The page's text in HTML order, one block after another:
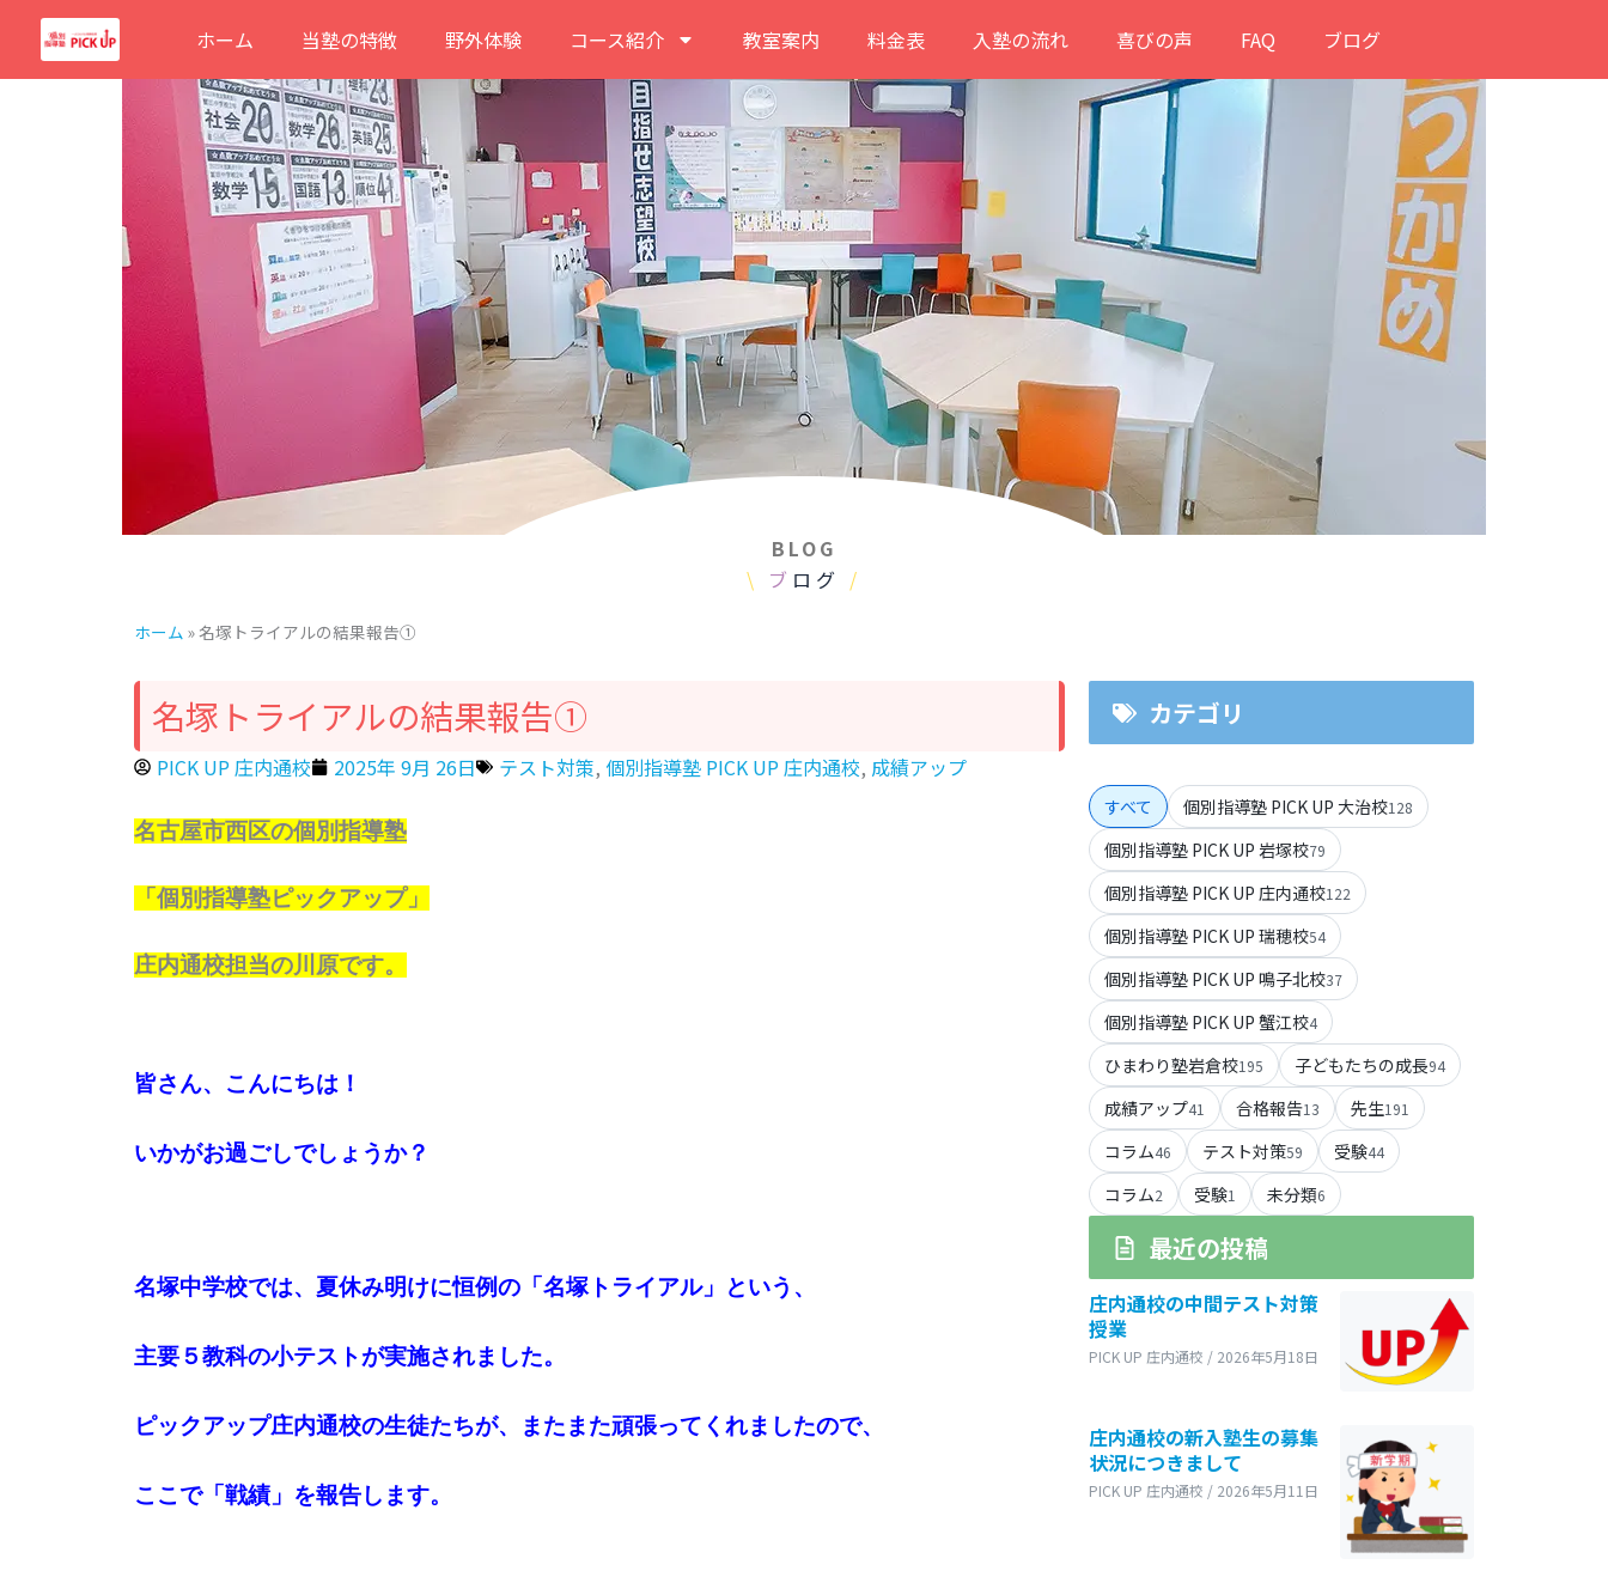
を
ホーム 当塾の特徴 野外体験 コース紹介 教室案内 料金表 入塾の流れ 喜びの声 FAQ ブログ
BLOG
\ ブ ログ /
ホーム »名塚トライアルの結果報告①
名塚トライアルの結果報告①
PICK UP 庄内通校 2025年 9月 26日 テスト対策, 個別指導塾 PICK UP 庄内通校, 成績アップ
名古屋市西区の個別指導塾
「個別指導塾ピックアップ」
庄内通校担当の川原です。
皆さん、こんにちは！
いかがお過ごしでしょうか？
名塚中学校では、夏休み明けに恒例の「名塚トライアル」という、
主要５教科の小テストが実施されました。
ピックアップ庄内通校の生徒たちが、またまた頑張ってくれましたので、
ここで「戦績」を報告します。
カテゴリ
すべて 個別指導塾 PICK UP 大治校128
個別指導塾 PICK UP 岩塚校79
個別指導塾 PICK UP 庄内通校122
個別指導塾 PICK UP 瑞穂校54
個別指導塾 PICK UP 鳴子北校37
個別指導塾 PICK UP 蟹江校4
ひまわり塾岩倉校195 子どもたちの成長94
成績アップ41 合格報告13 先生191
コラム46 テスト対策59 受験44
コラム2 受験1 未分類6
最近の投稿
庄内通校の中間テスト対策
授業
PICK UP 庄内通校 / 2026年5月18日
庄内通校の新入塾生の募集
状況につきまして
PICK UP 庄内通校 / 2026年5月11日